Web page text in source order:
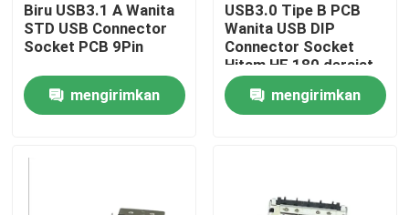
Biru USB3.1 A Wanita
STD USB Connector
Socket PCB 9Pin
mengirimkan
USB3.0 Tipe B PCB
Wanita USB DIP
Connector Socket
Hitam HF 180 derajat
Bentuk T
mengirimkan